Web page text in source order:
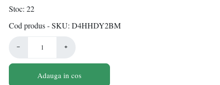
Stoc 22
Cod produs - SKU D4HHDY2BM
− +
Adauga in cos